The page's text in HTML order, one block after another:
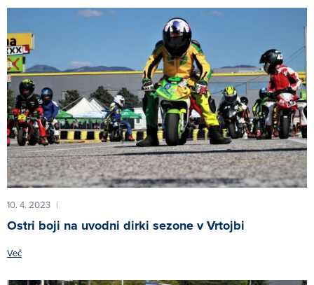
10. 4. 2023 |
Ostri boji na uvodni dirki sezone v Vrtojbi
Več